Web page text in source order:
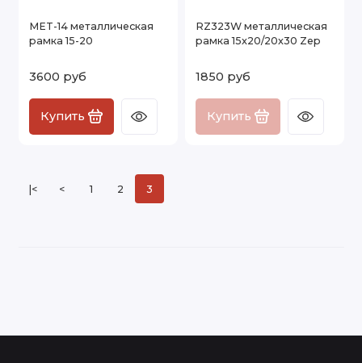
MET-14 металлическая
рамка 15-20
3600 руб
Купить
RZ323W металлическая
рамка 15x20/20x30 Zep
1850 руб
Купить
|< < 1 2 3